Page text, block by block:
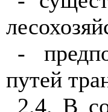
- пре
путей
2.4. В